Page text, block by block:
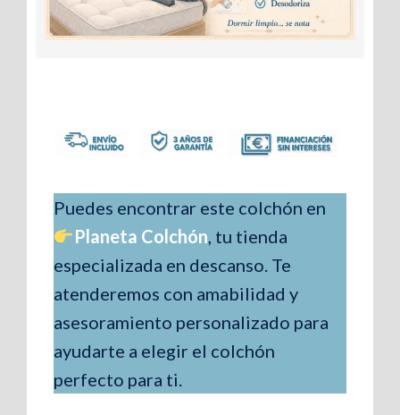
Puedes encontrar este colchón en
Planeta Colchón , tu tienda
especializada en descanso. Te
atenderemos con amabilidad y
asesoramiento personalizado para
ayudarte a elegir el colchón
perfecto para ti.